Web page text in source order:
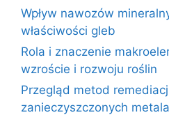
Wpływ nawozów
właściwości gleb
Rola i znaczenie
wzroście i rozwoju roślin
Przegląd metod
zanieczyszczonych